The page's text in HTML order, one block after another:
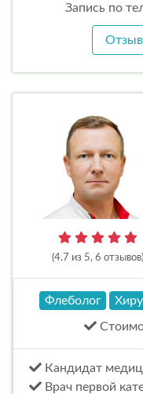
Запись по
(4.7 из 5, 6 отзывов)
Флеболог
Кандидат
Врач первой